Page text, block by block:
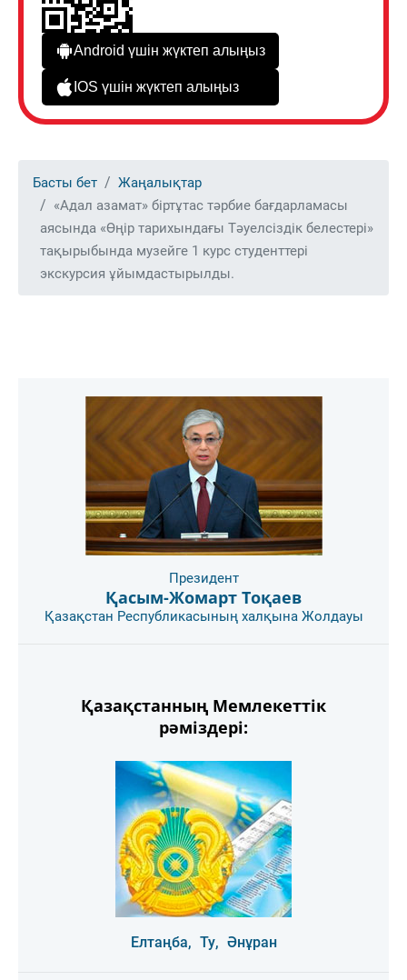
Android үшін жүктеп алыңыз
IOS үшін жүктеп алыңыз
Басты бет
Жаңалықтар
«Адал азамат» біртұтас тәрбие бағдарламасы
аясында «Өңір тарихындағы Тәуелсіздік белестері»
тақырыбында музейге 1 курс студенттері
экскурсия ұйымдастырылды.
Президент
Қасым-Жомарт Тоқаев
Қазақстан Республикасының халқына Жолдауы
Қазақстанның Мемлекеттік
рәміздері:
Елтаңба, Ту, Әнұран